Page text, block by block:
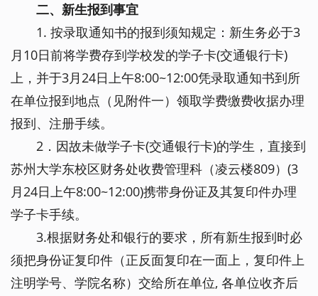
二、新生报到事宜
1. 按录取通知书的报到须知规定：新生务必于3
月10日前将学费存到学校发的学子卡(交通银行卡)
上，并于3月24日上午8:00~12:00凭录取通知书到所
在单位报到地点（见附件一）领取学费缴费收据办理
报到、注册手续。
2．因故未做学子卡(交通银行卡)的学生，直接到
苏州大学东校区财务处收费管理科（凌云楼809）(3
月24日上午8:00~12:00)携带身份证及其复印件办理
学子卡手续。
3.根据财务处和银行的要求，所有新生报到时必
须把身份证复印件（正反面复印在一面上，复印件上
注明学号、学院名称）交给所在单位, 各单位收齐后